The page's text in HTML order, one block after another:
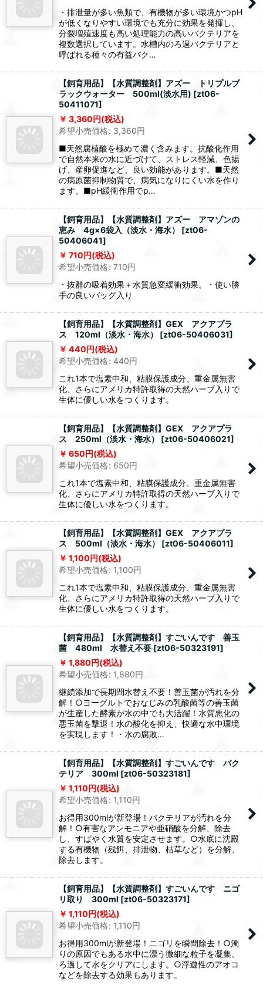
・排泄量が多い魚類で、有機物が多い環境かつpH
が低くなりやすい環境でも充分に効果を発揮し、
分裂増殖速度も高い処理能力の高いバクテリアを
複数選択しています。水槽内のろ過バクテリアと
呼ばれる種々の有益バク…
【飼育用品】【水質調整剤】アズー トリプルブ
ラックウォーター 500ml(淡水用) [zt06-
50411071]
3,360円(税込)
希望小売価格: 3,360円
■天然腐植酸を極めて濃く含みます。抗酸化作用
で自然本来の水に近づけて、ストレス軽減、色揚
げ、産卵促進など、良い効能があります。■天然
の病原菌抑制物質で、病気になりにくい水を作り
ます。■pH緩衝作用でp…
【飼育用品】【水質調整剤】アズー アマゾンの
恵み 4g×6袋入（淡水・海水）
[zt06-
50406041]
710円(税込)
希望小売価格: 710円
・抜群の吸着効果＋水質急変緩衝効果。・使い勝
手の良いバッグ入り
【飼育用品】【水質調整剤】GEX アクアプラ
ス 120ml（淡水・海水）
[zt06-50406031]
440円(税込)
希望小売価格: 440円
これ1本で塩素中和、粘膜保護成分、重金属無害
化、さらにアメリカ特許取得の天然ハーブ入りで
生体に優しい水をつくります。
【飼育用品】【水質調整剤】GEX アクアプラ
ス 250ml（淡水・海水）
[zt06-50406021]
650円(税込)
希望小売価格: 650円
これ1本で塩素中和、粘膜保護成分、重金属無害
化、さらにアメリカ特許取得の天然ハーブ入りで
生体に優しい水をつくります。
【飼育用品】【水質調整剤】GEX アクアプラ
ス 500ml（淡水・海水）
[zt06-50406011]
1,100円(税込)
希望小売価格: 1,100円
これ1本で塩素中和、粘膜保護成分、重金属無害
化、さらにアメリカ特許取得の天然ハーブ入りで
生体に優しい水をつくります。
【飼育用品】【水質調整剤】すごいんです 善玉
菌 480ml 水替え不要 [zt06-50323191]
1,880円(税込)
希望小売価格: 1,880円
継続添加で長期間水替え不要！善玉菌が汚れを分
解！○ヨーグルトでおなじみの乳酸菌等の善玉菌
が生産した酵素が水の中でも大活躍！水質悪化の
悪玉菌を撃退！水の酸化を抑え、快適な水中環境
を実現します！・水の腐敗…
【飼育用品】【水質調整剤】すごいんです バク
テリア 300ml [zt06-50323181]
1,110円(税込)
希望小売価格 : 1,110円
お得用300mlが新登場！バクテリアが汚れを分
解！○有害なアンモニアや亜硝酸を分解、除去
し、すばやく水質を安定させます。○水底に沈殿
する有機物（残餌、排泄物、枯草など）を分解、
除去します。
【飼育用品】【水質調整剤】すごいんです ニゴ
リ取り 300ml
1,110円(税込)
1,110 円
お得用300mlが新登場！ニゴリを瞬間除去！○濁
りの原因でもある水中に漂う微細な粒子を凝集、
ろ過して水をクリアにします。○浮遊性のアオコ